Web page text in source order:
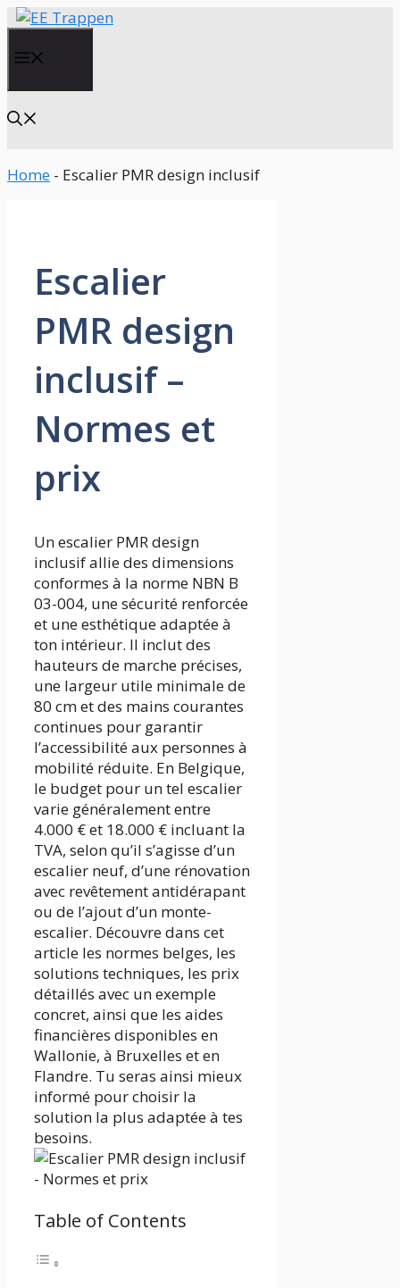
Aller
contenu
Home - Escalier PMR design inclusif
Escalier
PMR design
inclusif –
Normes et
prix
Un escalier PMR design
inclusif allie des dimensions
conformes à la norme NBN B
03-004, une sécurité renforcée
et une esthétique adaptée à
ton intérieur. Il inclut des
hauteurs de marche précises,
une largeur utile minimale de
80 cm et des mains courantes
continues pour garantir
l’accessibilité aux personnes à
mobilité réduite. En Belgique,
le budget pour un tel escalier
varie généralement entre
4.000 € et 18.000 € incluant la
TVA, selon qu’il s’agisse d’un
escalier neuf, d’une rénovation
avec revêtement antidérapant
ou de l’ajout d’un monte-
escalier. Découvre dans cet
article les normes belges, les
solutions techniques, les prix
détaillés avec un exemple
concret, ainsi que les aides
financières disponibles en
Wallonie, à Bruxelles et en
Flandre. Tu seras ainsi mieux
informé pour choisir la
solution la plus adaptée à tes
besoins.
Table of Contents